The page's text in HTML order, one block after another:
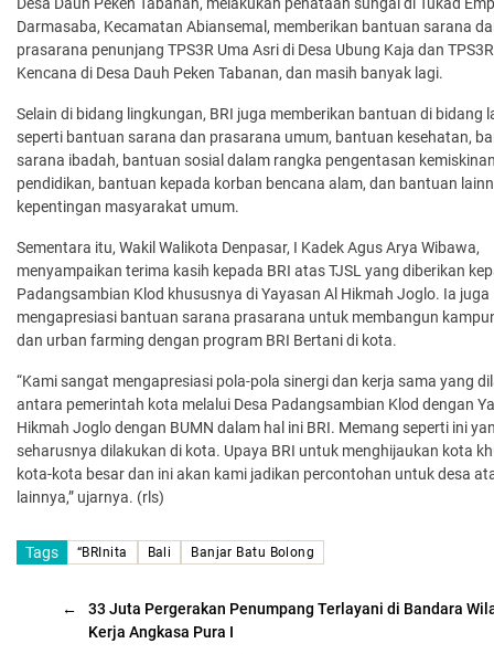
Darmasaba, Kecamatan Abiansemal, memberikan bantuan sarana
prasarana penunjang TPS3R Uma Asri di Desa Ubung Kaja dan
Kencana di Desa Dauh Peken Tabanan, dan masih banyak lagi.
Selain di bidang lingkungan, BRI juga memberikan bantuan di bidang
seperti bantuan sarana dan prasarana umum, bantuan kesehatan,
sarana ibadah, bantuan sosial dalam rangka pengentasan
pendidikan, bantuan kepada korban bencana alam, dan bantuan
kepentingan masyarakat umum.
Sementara itu, Wakil Walikota Denpasar, I Kadek Agus Arya Wibawa,
menyampaikan terima kasih kepada BRI atas TJSL yang diberikan
Padangsambian Klod khususnya di Yayasan Al Hikmah Joglo. Ia juga
mengapresiasi bantuan sarana prasarana untuk membangun
dan urban farming dengan program BRI Bertani di kota.
“Kami sangat mengapresiasi pola-pola sinergi dan kerja sama yang
antara pemerintah kota melalui Desa Padangsambian Klod dengan
Hikmah Joglo dengan BUMN dalam hal ini BRI. Memang seperti ini
seharusnya dilakukan di kota. Upaya BRI untuk menghijaukan kota
kota-kota besar dan ini akan kami jadikan percontohan untuk desa
lainnya,” ujarnya. (rls)
Tags “BRInita Bali Banjar Batu Bolong
←
33 Juta Pergerakan Penumpang Terlayani di Bandara
Kerja Angkasa Pura I